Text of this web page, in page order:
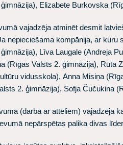
Elizabete Burkovska
vajadzēja atminēt desmit
nepieciešama kompānija, ar kuru
Līva Laugale (Andreja
(Rīgas Valsts 2. ģimnāzija), Rūta
vidusskola), Anna Misiņa
2. ģimnāzija), Sofja Čučukina
(darbā ar attēliem) vajadzēja
nepārspētas palika divas